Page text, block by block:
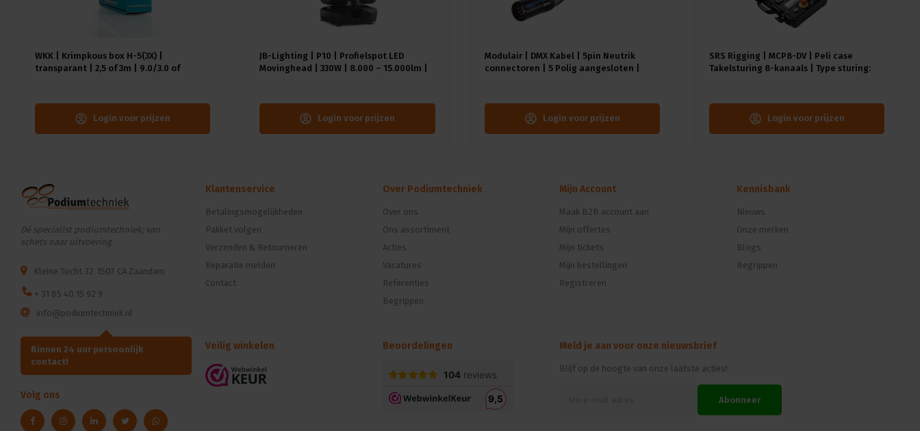
WKK | Krimpkous box H-5(3X) |
transparant | 2,5 of 3m | 9.0/3.0 of
Login voor prijzen
JB-Lighting | P10 | Profielspot LED
Movinghead | 330W | 8.000 – 15.000lm |
Login voor prijzen
Modulair | DMX Kabel | 5pin Neutrik
connectoren | 5 Polig aangesloten |
Login voor prijzen
SRS Rigging | MCP8-DV | Peli case
Takelsturing 8-kanaals | Type sturing:
Login voor prijzen
Dé specialist podiumtechniek; van
schets naar uitvoering
Kleine Tocht 32 1507 CA Zaandam
+ 31 85 40 15 92 9
info@podiumtechniek.nl
Binnen 24 uur persoonlijk
contact!
Volg ons
Klantenservice
Betalingsmogelijkheden
Pakket volgen
Verzenden & Retourneren
Reparatie melden
Contact
Over Podiumtechniek
Over ons
Ons assortiment
Acties
Vacatures
Referenties
Begrippen
Mijn Account
Maak B2B account aan
Mijn offertes
Mijn tickets
Mijn bestellingen
Registreren
Kennisbank
Nieuws
Onze merken
Blogs
Begrippen
Veilig winkelen Beoordelingen Meld je aan voor onze nieuwsbrief
Blijf op de hoogte van onze laatste acties!
Abonneer